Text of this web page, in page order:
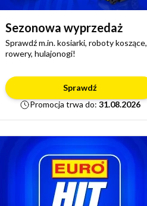
Sezonowa wyprzedaż
Sprawdź m.in. kosiarki, roboty koszące,
rowery, hulajonogi!
Sprawdź
Promocja trwa do: 31.08.2026